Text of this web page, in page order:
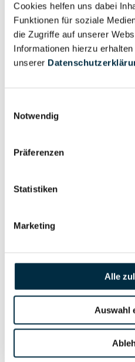
Cookies helfen uns dabei
Funktionen für soziale
die Zugriffe auf unserer
Informationen hierzu
unserer
Notwendig
Präferenzen
Statistiken
Marketing
Alle
Auswahl
Wirtschaftlich
Berechtigten Pfad
PEP- und
Insolvenzinformationen
Branchen- und